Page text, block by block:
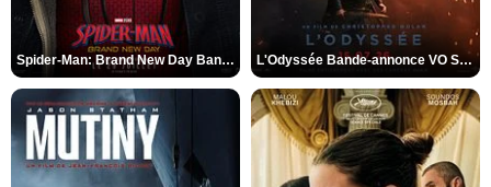
Spider-Man: Brand New Day Bande-annonce VO STFR L'Odyssée Bande-annonce VO STFR